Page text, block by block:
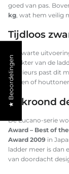
goed van pas.
kg , wat hem veilig
Tijdloos
De zwarte
karakter van de
interieurs past dit
muren of
Bekroond
De Lucano-serie
Award – Best of
Award 2009 in
ladder meer is dan
van doordacht
★ Beoordelingen